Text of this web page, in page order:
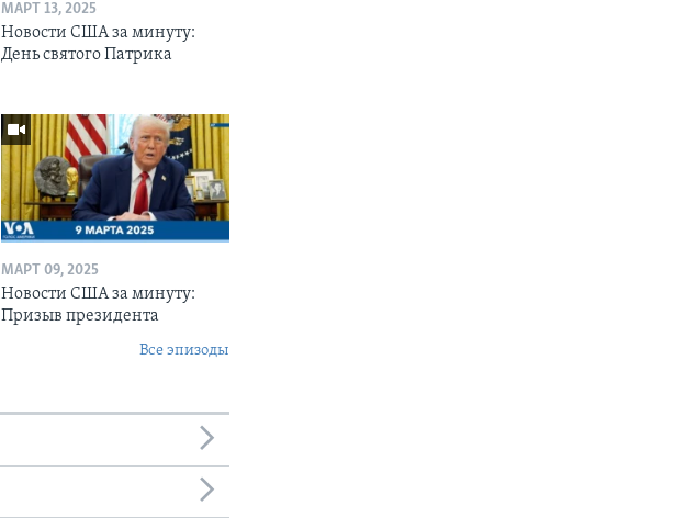
МАРТ 13, 2025
Новости США за минуту:
День святого Патрика
МАРТ 09, 2025
Новости США за минуту:
Призыв президента
Все эпизоды